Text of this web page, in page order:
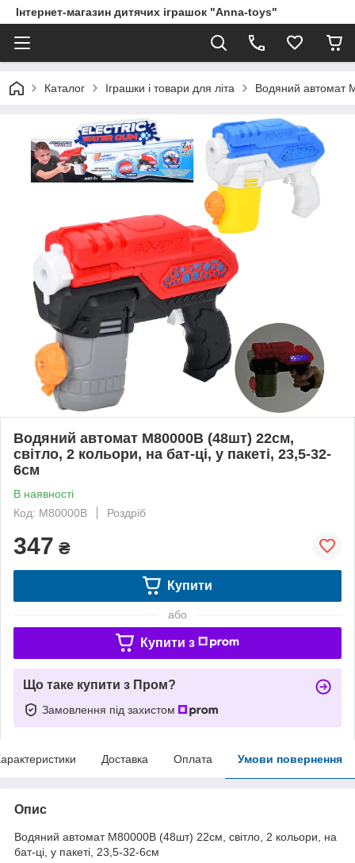
Інтернет-магазин дитячих іграшок "Anna-toys"
Каталог Іграшки і товари для літа Водяний автомат
Водяний автомат M80000B (48шт) 22см,
світло, 2 кольори, на бат-ці, у пакеті, 23,5-32-
6см
В наявності
Код: M80000B
Роздріб
347 ₴
Купити
або
Купити з
Що таке купити з Пром?
Замовлення під захистом
Доставка Оплата Умови повернення
Опис
Водяний автомат M80000B (48шт) 22см, світло, 2 кольори, на
бат-ці, у пакеті, 23,5-32-6см